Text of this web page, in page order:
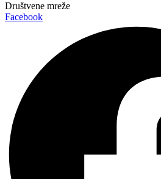
Društvene mreže
Facebook